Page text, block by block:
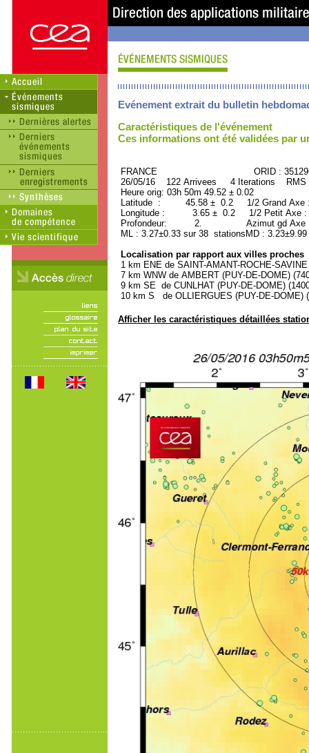
Evénement extrait du bulletin
Caractéristiques de l'événement
Ces informations ont été validées par
FRANCE ORID :
26/05/16 122 Arrivees 4 Iterations
Heure orig: 03h 50m 49.52 ± 0.02
Latitude : 45.58 ± 0.2 1/2 Grand
Longitude : 3.65 ± 0.2 1/2 Petit Axe
Profondeur: 2. Azimut gd Axe :
ML : 3.27±0.33 sur 38 stationsMD :
Localisation par rapport aux villes proches
1 km ENE de SAINT-AMANT-ROCHE-
7 km WNW de AMBERT (PUY-DE-DOME)
9 km SE de CUNLHAT (PUY-DE-DOME)
10 km S de OLLIERGUES (PUY-DE-DOME)
Afficher les caractéristiques détaillées